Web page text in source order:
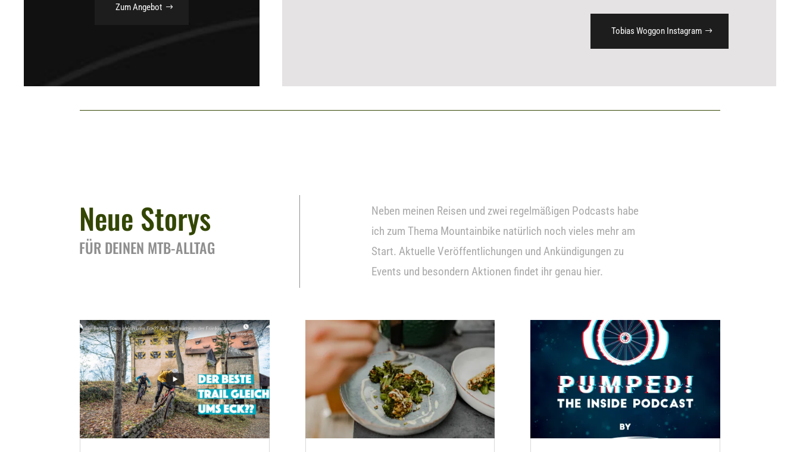
Zum Angebot
Tobias Woggon Instagram
Neue Storys
FÜR DEINEN MTB-ALLTAG
Neben meinen Reisen und zwei regelmäßigen Podcasts habe
ich zum Thema Mountainbike natürlich noch vieles mehr am
Start. Aktuelle Veröffentlichungen und Ankündigungen zu
Events und besondern Aktionen findet ihr genau hier.